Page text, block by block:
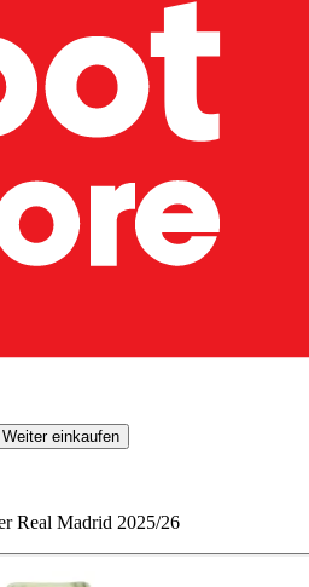
Weiter einkaufen
Real Madrid 2025/26